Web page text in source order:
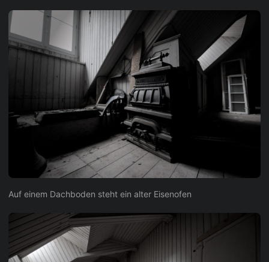
Auf einem Dachboden steht ein alter Eisenofen